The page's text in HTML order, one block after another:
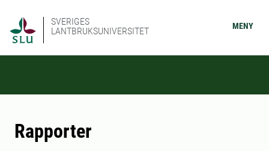
SVERIGES
LANTBRUKSUNIVERSITET
MENY
Rapporter